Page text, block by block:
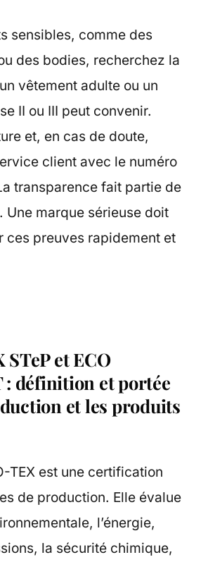
sensibles, comme des
des bodies, recherchez la
vêtement adulte ou un
II ou III peut convenir.
et, en cas de doute,
client avec le numéro
transparence fait partie de
Une marque sérieuse doit
ces preuves rapidement et
et ECO
: définition et portée
et les produits
TEX est une certification
de production. Elle évalue
l’énergie,
la sécurité chimique,